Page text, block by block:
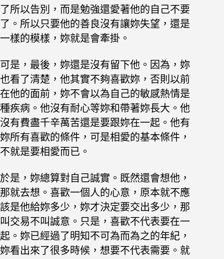
了所以告別，而是勉強還愛著他的自己不要
了。所以只要他的善良沒有讓妳失望，還是
一樣的模樣，妳就是會牽掛。
可是，最後，妳還是沒有留下他。因為，妳
也看了清楚，他其實不夠喜歡妳，否則以前
在他的面前，妳不會以為自己的敏感熱情是
種疾病。他沒有耐心等妳和帶著妳長大。他
沒有費盡千辛萬苦還是要跟妳在一起。他有
妳所有喜歡的條件，可是相愛的基本條件，
不就是要相愛而已。
於是，妳總算對自己誠實。既然還會想他，
那就去想。喜歡一個人的心意，原本就不應
該是他給妳多少，妳才決定要交出多少，那
叫交易不叫誠意。只是，喜歡不代表要在一
起。妳已經過了明知不可為而為之的年紀，
妳看出來了很多時候，想要不代表需要。就